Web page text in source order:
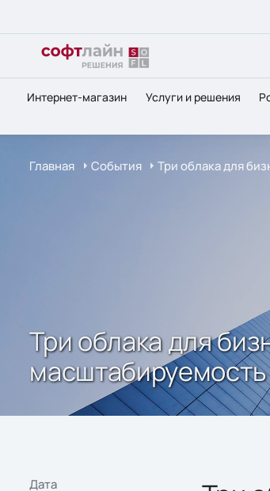
Интернет-магазин Услуги и решения
Главная События Три облака для
Три облака для
масштабируемость
Дата